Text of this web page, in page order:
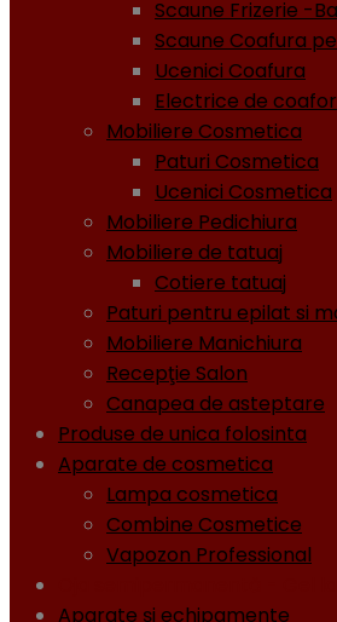
Scaune Frizerie -
Scaune Coafura
Ucenici Coafura
Electrice de coafor
Mobiliere Cosmetica
Paturi Cosmetica
Ucenici Cosmetica
Mobiliere Pedichiura
Mobiliere de tatuaj
Cotiere tatuaj
Paturi pentru epilat si
Mobiliere Manichiura
Recepţie Salon
Canapea de asteptare
Produse de unica folosinta
Aparate de cosmetica
Lampa cosmetica
Combine Cosmetice
Vapozon Professional
Aparate şi echipamente